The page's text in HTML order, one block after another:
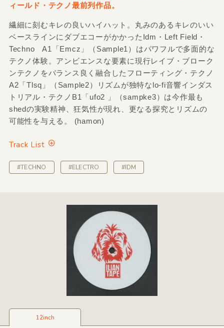
ィールド・テクノ最前列作品。
繊細に刻むキレの良いハイハット。丸みのあるキレのいい
ベースラインにダブエコーがかかったIdm・Left Field・
Techno A1「Emcz」（Sample1）はパワフルで多面的な
テクノ体験。アンビエンスな要素に現行レイブ・ブローク
ンテクノをバランス良く融合したフローティング・テクノ
A2「Tlsq」（Sample2）リズムが独特なlo-fi音響インダス
トリアル・テクノB1「ufo2 」（sampke3）は今作最も
shedの実験精神、狂気性が現れ、更なる探究とリズムの
可能性を与える。 (hamon)
Track List
#TECHNO #ELECTRO #IDM
12inch